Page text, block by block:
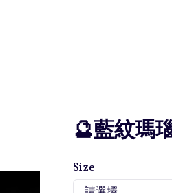
🔮藍紋瑪
Size